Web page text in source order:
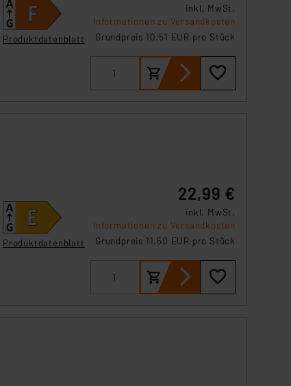
Produktdatenblatt
inkl. MwSt.
Informationen zu Versandkosten
Grundpreis 10.51 EUR pro Stück
Produktdatenblatt
22,99 €
inkl. MwSt.
Informationen zu Versandkosten
Grundpreis 11.50 EUR pro Stück